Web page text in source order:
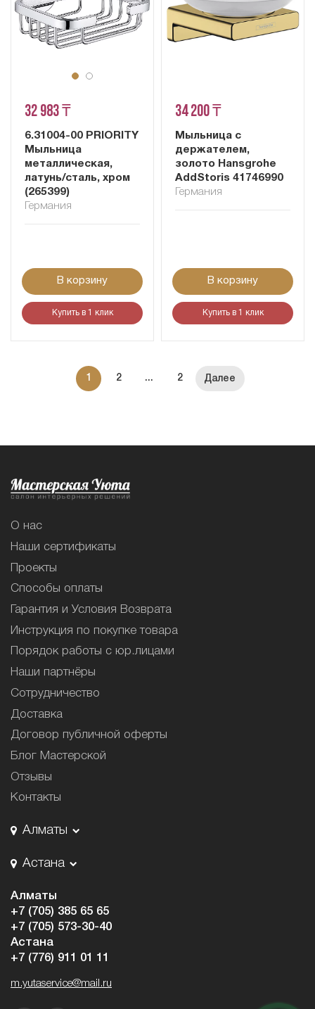
32 983 ₸
6.31004-00 PRIORITY
Мыльница
металлическая,
латунь/сталь, хром
(265399)
Германия
В корзину
Купить в 1 клик
34 200 ₸
Мыльница с
держателем,
золото Hansgrohe
AddStoris 41746990
Германия
В корзину
Купить в 1 клик
1 2 ... 2
О нас
Наши сертификаты
Проекты
Способы оплаты
Гарантия и Условия Возврата
Инструкция по покупке товара
Порядок работы с юр.лицами
Наши партнёры
Сотрудничество
Доставка
Договор публичной оферты
Блог Мастерской
Отзывы
Контакты
Алматы
Астана
Алматы
+7 (705) 385 65 65
+7 (705) 573-30-40
Астана
+7 (776) 911 01 11
m.yutaservice@mail.ru